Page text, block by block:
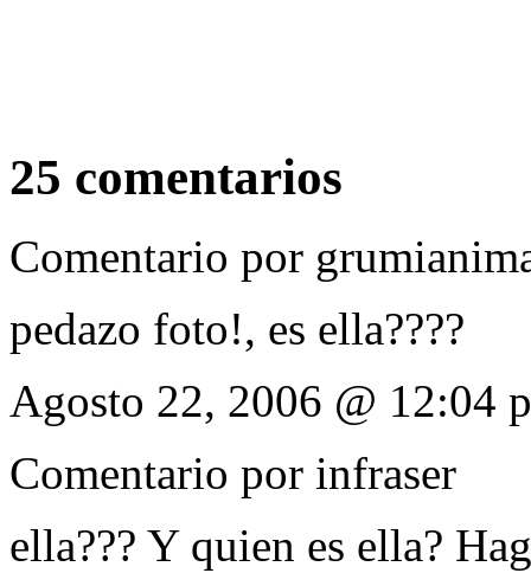
25 comentarios
Comentario por
pedazo foto!, es ella????
Agosto 22, 2006 @ 12:04
Comentario por infraser
ella??? Y quien es ella?